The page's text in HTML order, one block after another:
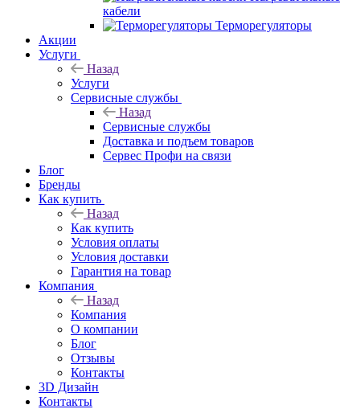
кабели
Терморегуляторы
Акции
Услуги
Назад
Услуги
Сервисные службы
Назад
Сервисные службы
Доставка и подъем товаров
Сервес Профи на связи
Блог
Бренды
Как купить
Назад
Как купить
Условия оплаты
Условия доставки
Гарантия на товар
Компания
Назад
Компания
О компании
Блог
Отзывы
Контакты
3D Дизайн
Контакты